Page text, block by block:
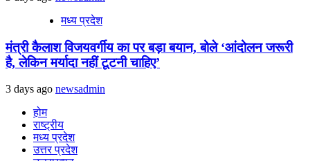
मध्य प्रदेश
मंत्री कैलाश विजयवर्गीय का पर बड़ा बयान, बोले ‘आंदोलन जरूरी
है, लेकिन मर्यादा नहीं टूटनी चाहिए’
3 days ago newsadmin
होम
राष्ट्रीय
मध्य प्रदेश
उत्तर प्रदेश